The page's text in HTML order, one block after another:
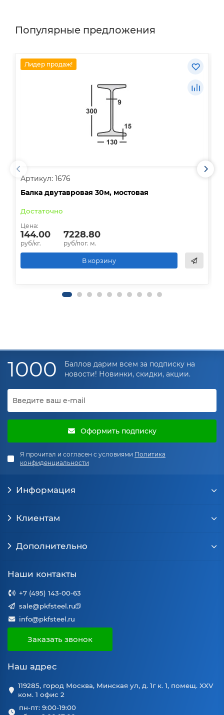
Популярные предложения
Лидер продаж!
Артикул: 1676
Балка двутавровая 30м, мостовая
Достаточно
Цена:
144.00
руб/кг.
7228.80
руб/пог. м.
В корзину
1000
Баллов дарим всем за подписку на
новости! Новинки, скидки, акции.
Оформить подписку
Я прочитал и согласен с условиями Политика
конфиденциальности
Информация
Клиентам
Дополнительно
Наши контакты
+7 (495) 143-00-63
sale@pkfsteel.ru
info@pkfsteel.ru
Заказать звонок
Наш адрес
119285, город Москва, Минская ул, д. 1г к. 1, помещ. XXV
ком. 1 офис 2
пн-пт: 9:00-19:00